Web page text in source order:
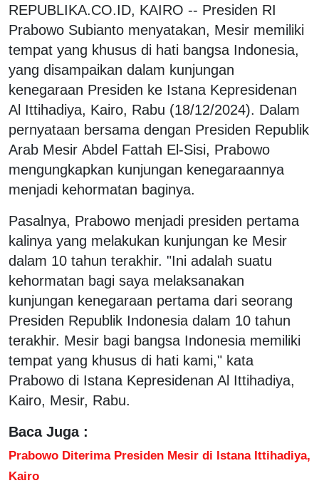
REPUBLIKA.CO.ID, KAIRO -- Presiden RI
Prabowo Subianto menyatakan, Mesir memiliki
tempat yang khusus di hati bangsa Indonesia,
yang disampaikan dalam kunjungan
kenegaraan Presiden ke Istana Kepresidenan
Al Ittihadiya, Kairo, Rabu (18/12/2024). Dalam
pernyataan bersama dengan Presiden Republik
Arab Mesir Abdel Fattah El-Sisi, Prabowo
mengungkapkan kunjungan kenegaraannya
menjadi kehormatan baginya.
Pasalnya, Prabowo menjadi presiden pertama
kalinya yang melakukan kunjungan ke Mesir
dalam 10 tahun terakhir. "Ini adalah suatu
kehormatan bagi saya melaksanakan
kunjungan kenegaraan pertama dari seorang
Presiden Republik Indonesia dalam 10 tahun
terakhir. Mesir bagi bangsa Indonesia memiliki
tempat yang khusus di hati kami," kata
Prabowo di Istana Kepresidenan Al Ittihadiya,
Kairo, Mesir, Rabu.
Baca Juga :
Prabowo Diterima Presiden Mesir di Istana Ittihadiya,
Kairo